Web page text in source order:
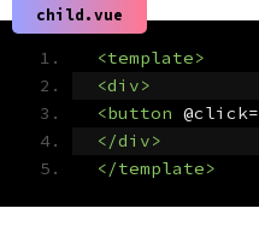
child.vue
<template>
<div>
<button @click=
</div>
</template>